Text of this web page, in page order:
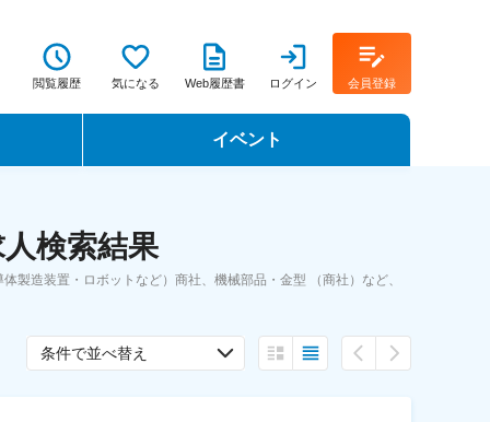
閲覧履歴 気になる Web履歴書 ログイン 会員登録
イベント
転職フェア
検索結果
製造装置・ロボットなど）商社、機械部品・金型 （商社）など、
条件で並べ替え